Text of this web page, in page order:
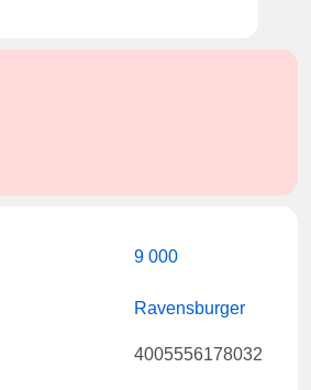
9 000
Ravensburger
4005556178032